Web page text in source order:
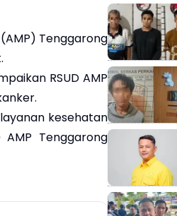
Tenggarong
RSUD AMP
kesehatan
Tenggarong